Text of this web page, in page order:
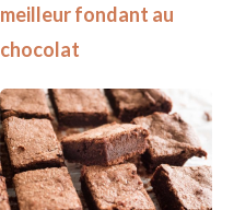
meilleur fondant au
chocolat